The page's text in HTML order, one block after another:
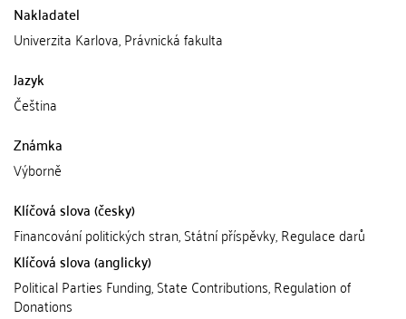
Nakladatel
Univerzita Karlova, Právnická fakulta
Jazyk
Čeština
Známka
Výborně
Klíčová slova (česky)
Financování politických stran, Státní příspěvky, Regulace darů
Klíčová slova (anglicky)
Political Parties Funding, State Contributions, Regulation of
Donations